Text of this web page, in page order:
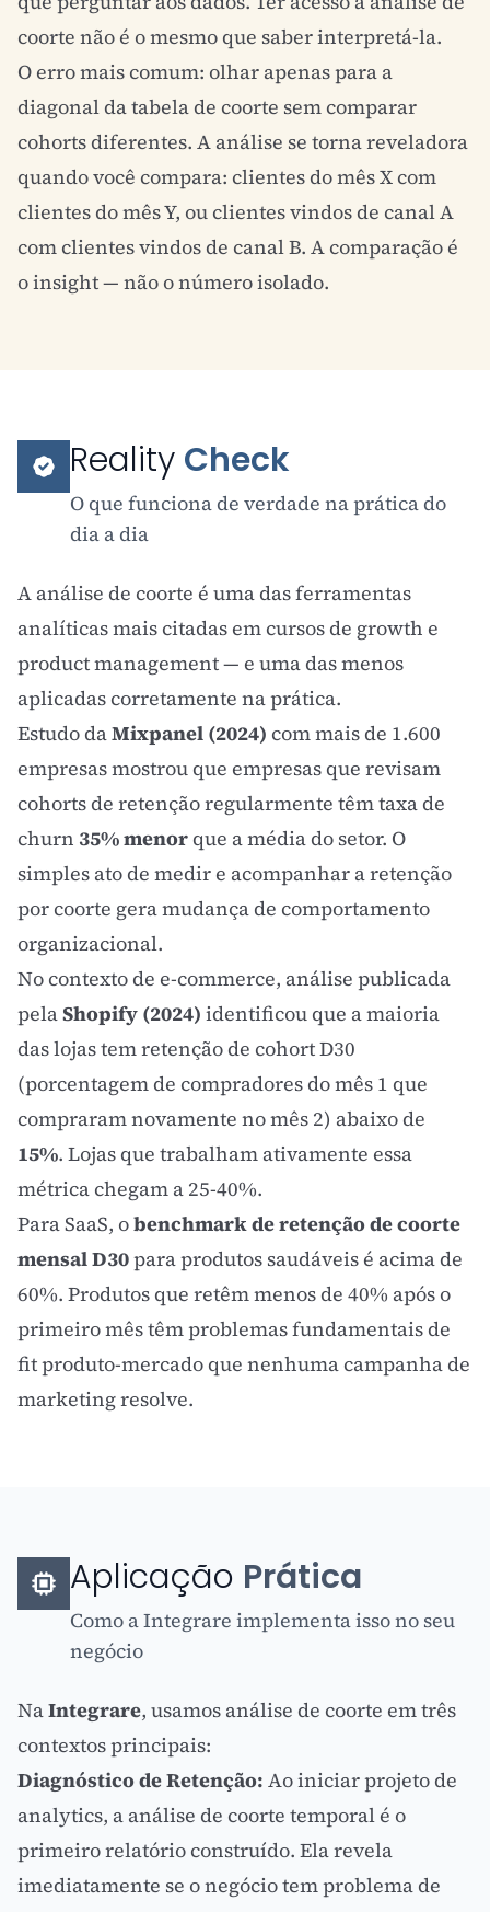
coorte não é o mesmo que saber interpretá-la.
O erro mais comum: olhar apenas para a
diagonal da tabela de coorte sem comparar
cohorts diferentes. A análise se torna reveladora
quando você compara: clientes do mês X com
clientes do mês Y, ou clientes vindos de canal A
com clientes vindos de canal B. A comparação é
o insight — não o número isolado.
Reality Check
O que funciona de verdade na prática do
dia a dia
A análise de coorte é uma das ferramentas
analíticas mais citadas em cursos de growth e
product management — e uma das menos
aplicadas corretamente na prática.
Estudo daMixpanel (2024) com mais de 1.600
empresas mostrou que empresas que revisam
cohorts de retenção regularmente têm taxa de
churn 35% menorque a média do setor. O
simples ato de medir e acompanhar a retenção
por coorte gera mudança de comportamento
organizacional.
No contexto de e-commerce, análise publicada
pelaShopify (2024) identificou que a maioria
das lojas tem retenção de cohort D30
(porcentagem de compradores do mês 1 que
compraram novamente no mês 2) abaixo de
15%. Lojas que trabalham ativamente essa
métrica chegam a 25-40%.
Para SaaS, obenchmark de retenção de coorte
mensal D30para produtos saudáveis é acima de
60%. Produtos que retêm menos de 40% após o
primeiro mês têm problemas fundamentais de
fit produto-mercado que nenhuma campanha de
marketing resolve.
Aplicação Prática
Como a Integrare implementa isso no seu
negócio
NaIntegrare, usamos análise de coorte em três
contextos principais:
Diagnóstico de Retenção: Ao iniciar projeto de
analytics, a análise de coorte temporal é o
primeiro relatório construído. Ela revela
imediatamente se o negócio tem problema de